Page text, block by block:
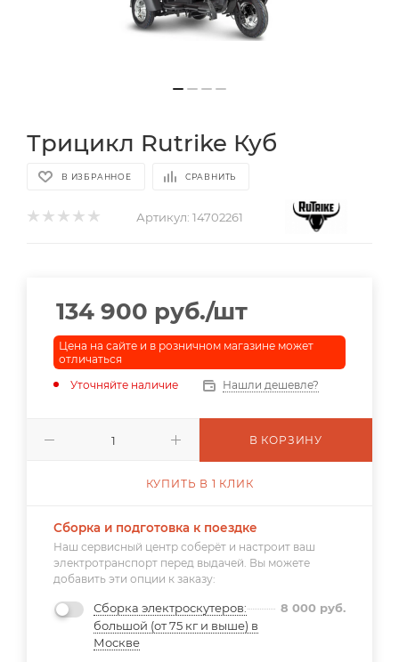
Трицикл Rutrike Куб
В ИЗБРАННОЕ СРАВНИТЬ
Артикул: 14702261
134 900 руб./шт
Цена на сайте и в розничном магазине может
отличаться
Уточняйте наличие
Нашли дешевле?
В КОРЗИНУ
КУПИТЬ В 1 КЛИК
Сборка и подготовка к поездке
Наш сервисный центр соберёт и настроит ваш
электротранспорт перед выдачей. Вы можете
добавить эти опции к заказу:
Сборка электроскутеров:
большой (от 75 кг и выше) в
Москве
8 000 руб.